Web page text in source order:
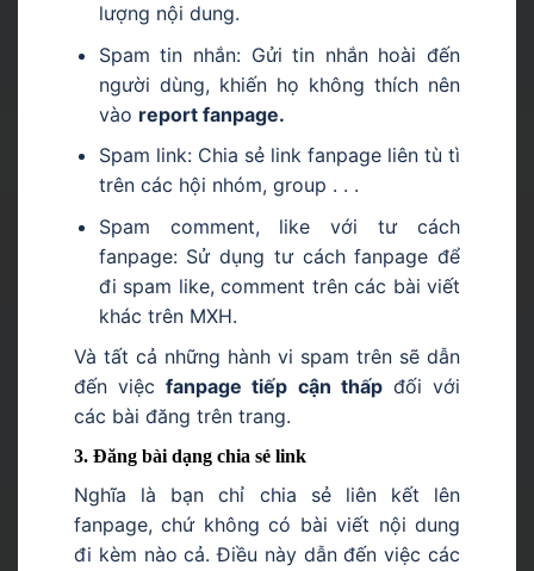
lượng nội dung.
Spam tin nhắn: Gửi tin nhắn hoài đến
người dùng, khiến họ không thích nên
vào report fanpage.
Spam link: Chia sẻ link fanpage liên tù tì
trên các hội nhóm, group . . .
Spam comment, like với tư cách
fanpage: Sử dụng tư cách fanpage để
đi spam like, comment trên các bài viết
khác trên MXH.
Và tất cả những hành vi spam trên sẽ dẫn
đến việcfanpage tiếp cận thấpđối với
các bài đăng trên trang.
3. Đăng bài dạng chia sẻ link
Nghĩa là bạn chỉ chia sẻ liên kết lên
fanpage, chứ không có bài viết nội dung
đi kèm nào cả. Điều này dẫn đến việc các